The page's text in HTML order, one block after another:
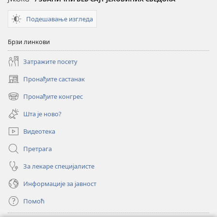
Подешавање изгледа
Брзи линкови
Затражите посету
Пронађите састанак
(отвара
нови
прозор)
Пронађите конгрес
(отвара
нови
прозор)
Шта је ново?
Видеотека
Претрага
За лекаре специјалисте
Информације за јавност
Помоћ